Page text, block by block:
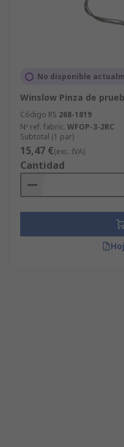
No disponible
Winslow Pinza de
Código RS 268-1819
Nº ref. fabric. WFOP-3-2RC
Subtotal (1 par)
15,47 €(exc. IVA)
Cantidad